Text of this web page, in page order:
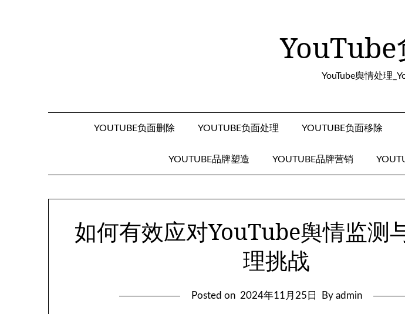
YouTube
YouTube舆情处理
YOUTUBE负面删除 YOUTUBE负面处理 YOUTUBE负面移除
YOUTUBE品牌塑造 YOUTUBE品牌营销
如何有效应对YouTube舆情监测
理挑战
Posted on 2024年11月25日 By admin